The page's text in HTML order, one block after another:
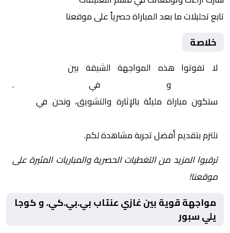
تابع تحليلات ما بعد المباراة حصرياً على موقعنا
خلاصة
لا تفوتوا هذه المواجهة الشيقة بين
و في
.
ستكون مباراة مليئة بالإثارة والتشويق، ونحن في
نلتزم بتقديم أفضل تجربة مشاهدة لكم.
ترقبوا المزيد من التغطيات الحصرية والمباريات المثيرة على
موقعنا!
مواجهة قوية بين غازي عنتاب بي.بي.كي. و كوجا
يلي سبور